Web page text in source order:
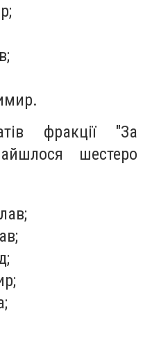
фракції "За
шестеро